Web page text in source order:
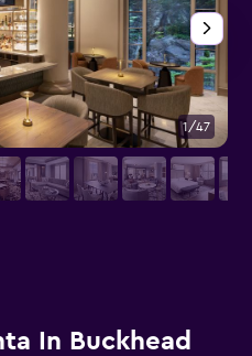
In Buckhead
1/47